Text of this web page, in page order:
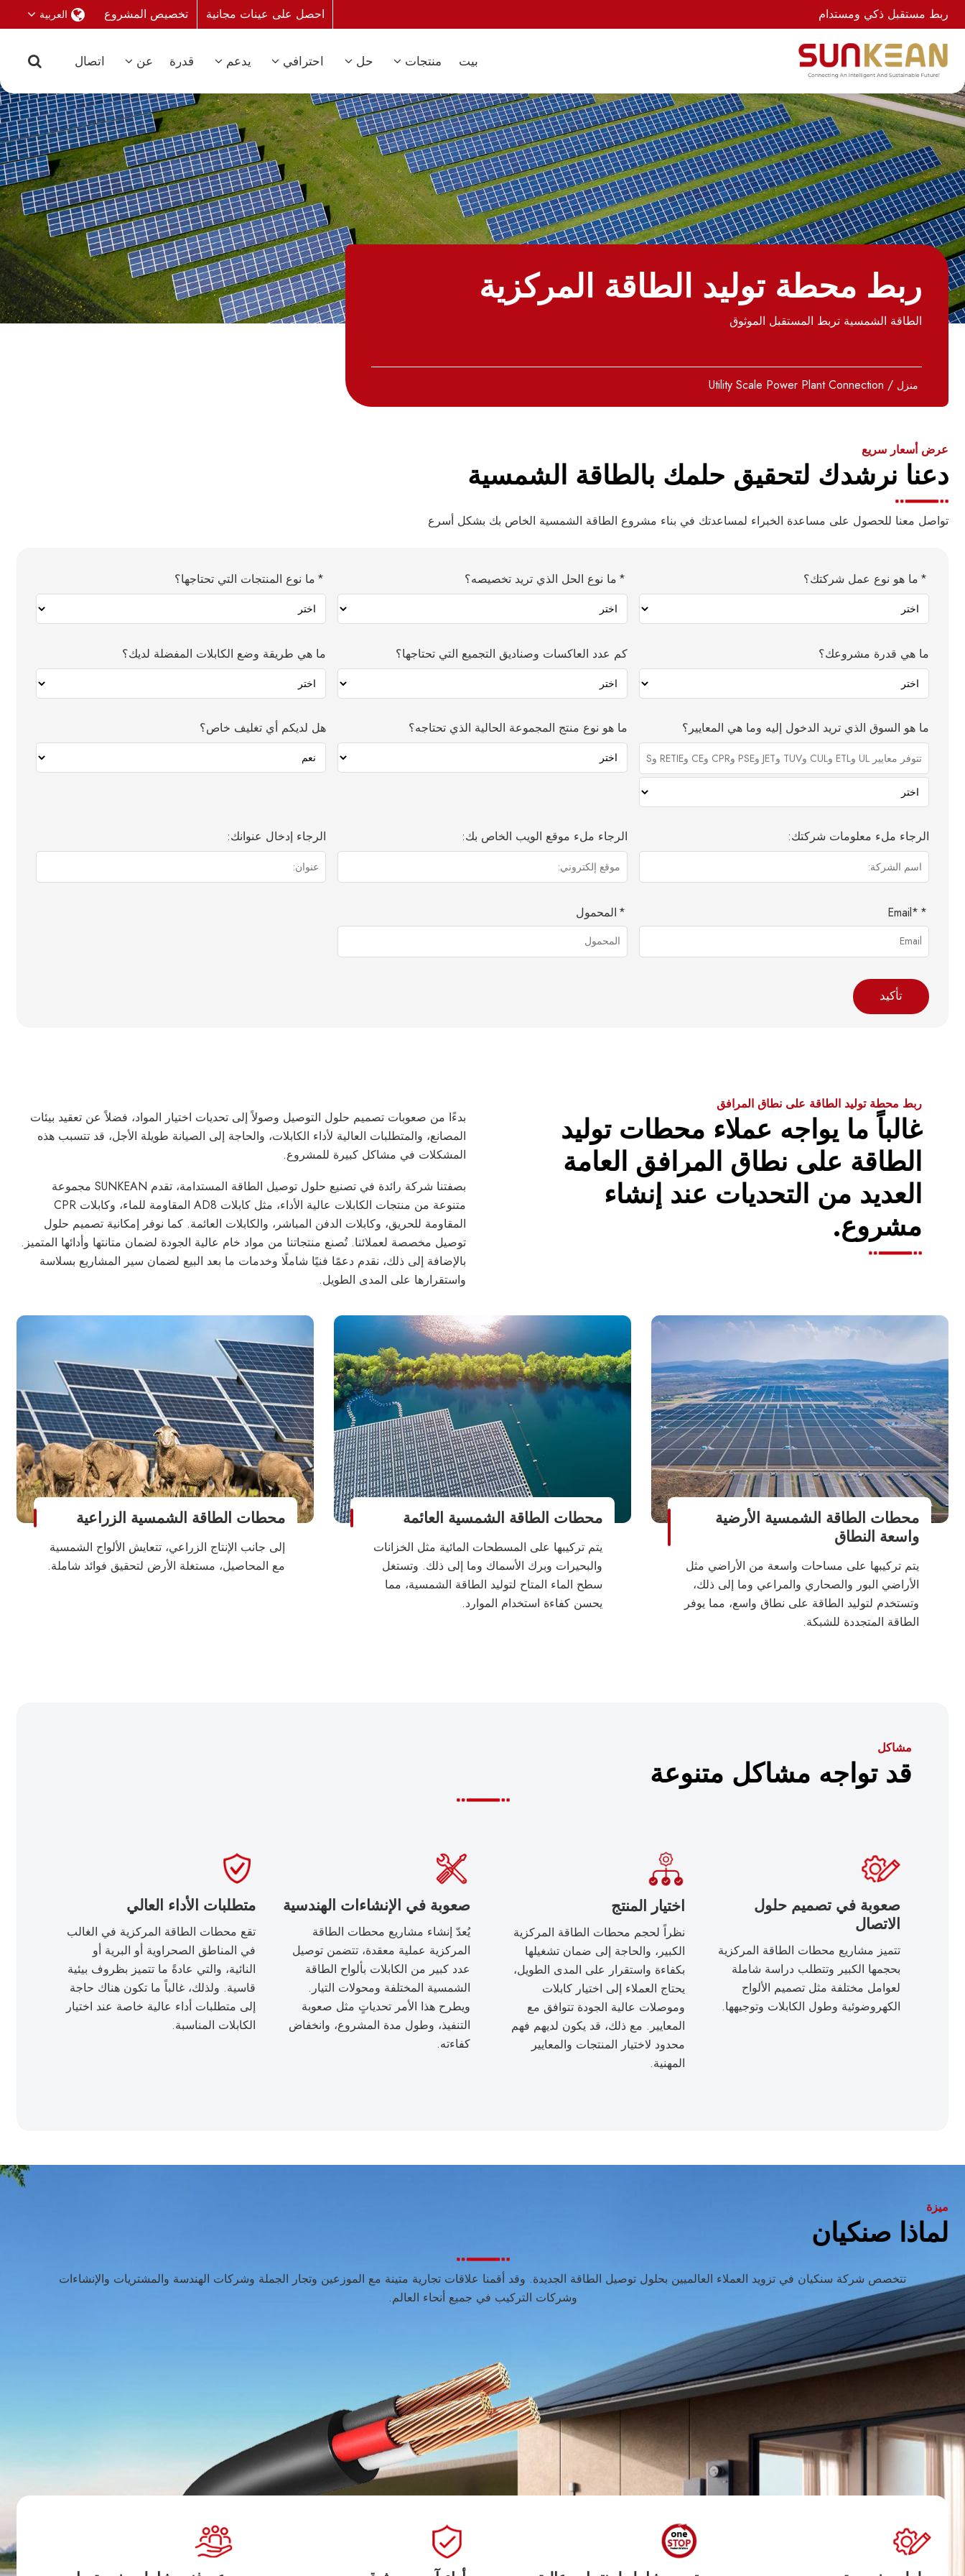
ربط مستقبل ذكي ومستدام احصل على عينات مجانية تخصيص المشروع العربية
بيت منتجات حل احترافي يدعم قدرة عن اتصال
ربط محطة توليد الطاقة المركزية
الطاقة الشمسية تربط المستقبل الموثوق
منزل /
Utility Scale Power Plant Connection
عرض أسعار سريع
دعنا نرشدك لتحقيق حلمك بالطاقة الشمسية
تواصل معنا للحصول على مساعدة الخبراء لمساعدتك في بناء مشروع الطاقة الشمسية الخاص بك بشكل أسرع
ما هو نوع عمل شركتك؟ ما نوع الحل الذي تريد تخصيصه؟ ما نوع المنتجات التي تحتاجها؟
ما هي قدرة مشروعك؟ كم عدد العاكسات وصناديق التجميع التي تحتاجها؟ ما هي طريقة وضع الكابلات المفضلة لديك؟
ما هو السوق الذي تريد الدخول إليه وما هي المعايير؟ ما هو نوع منتج المجموعة الحالية الذي تحتاجه؟ هل لديكم أي تغليف خاص؟
الرجاء ملء معلومات شركتك: الرجاء ملء موقع الويب الخاص بك: الرجاء إدخال عنوانك:
*
Email المحمول
تأكيد
ربط محطة توليد الطاقة على نطاق المرافق
غالباً ما يواجه عملاء محطات توليد
الطاقة على نطاق المرافق العامة
العديد من التحديات عند إنشاء
مشروع.
بدءًا من صعوبات تصميم حلول التوصيل وصولاً إلى تحديات اختيار المواد، فضلاً عن تعقيد بيئات
المصانع، والمتطلبات العالية لأداء الكابلات، والحاجة إلى الصيانة طويلة الأجل، قد تتسبب هذه
المشكلات في مشاكل كبيرة للمشروع.
بصفتنا شركة رائدة في تصنيع حلول توصيل الطاقة المستدامة، تقدم SUNKEAN مجموعة
متنوعة من منتجات الكابلات عالية الأداء، مثل كابلات AD8 المقاومة للماء، وكابلات CPR
المقاومة للحريق، وكابلات الدفن المباشر، والكابلات العائمة. كما نوفر إمكانية تصميم حلول
توصيل مخصصة لعملائنا. تُصنع منتجاتنا من مواد خام عالية الجودة لضمان متانتها وأدائها المتميز.
بالإضافة إلى ذلك، نقدم دعمًا فنيًا شاملًا وخدمات ما بعد البيع لضمان سير المشاريع بسلاسة
واستقرارها على المدى الطويل.
محطات الطاقة الشمسية الأرضية
واسعة النطاق
يتم تركيبها على مساحات واسعة من الأراضي مثل
الأراضي البور والصحاري والمراعي وما إلى ذلك،
وتستخدم لتوليد الطاقة على نطاق واسع، مما يوفر
الطاقة المتجددة للشبكة.
محطات الطاقة الشمسية العائمة
يتم تركيبها على المسطحات المائية مثل الخزانات
والبحيرات وبرك الأسماك وما إلى ذلك. وتستغل
سطح الماء المتاح لتوليد الطاقة الشمسية، مما
يحسن كفاءة استخدام الموارد.
محطات الطاقة الشمسية الزراعية
إلى جانب الإنتاج الزراعي، تتعايش الألواح الشمسية
مع المحاصيل، مستغلة الأرض لتحقيق فوائد شاملة.
مشاكل
قد تواجه مشاكل متنوعة
صعوبة في تصميم حلول
الاتصال
تتميز مشاريع محطات الطاقة المركزية
بحجمها الكبير وتتطلب دراسة شاملة
لعوامل مختلفة مثل تصميم الألواح
الكهروضوئية وطول الكابلات وتوجيهها.
اختيار المنتج
نظراً لحجم محطات الطاقة المركزية
الكبير، والحاجة إلى ضمان تشغيلها
بكفاءة واستقرار على المدى الطويل،
يحتاج العملاء إلى اختيار كابلات
وموصلات عالية الجودة تتوافق مع
المعايير. مع ذلك، قد يكون لديهم فهم
محدود لاختيار المنتجات والمعايير
المهنية.
صعوبة في الإنشاءات الهندسية
يُعدّ إنشاء مشاريع محطات الطاقة
المركزية عملية معقدة، تتضمن توصيل
عدد كبير من الكابلات بألواح الطاقة
الشمسية المختلفة ومحولات التيار.
ويطرح هذا الأمر تحدياتٍ مثل صعوبة
التنفيذ، وطول مدة المشروع، وانخفاض
كفاءته.
متطلبات الأداء العالي
تقع محطات الطاقة المركزية في الغالب
في المناطق الصحراوية أو البرية أو
النائية، والتي عادةً ما تتميز بظروف بيئية
قاسية. ولذلك، غالباً ما تكون هناك حاجة
إلى متطلبات أداء عالية خاصة عند اختيار
الكابلات المناسبة.
ميزة
لماذا صنكيان
تتخصص شركة سنكيان في تزويد العملاء العالميين بحلول توصيل الطاقة الجديدة. وقد أقمنا علاقات تجارية متينة مع الموزعين وتجار الجملة وشركات الهندسة والمشتريات والإنشاءات
وشركات التركيب في جميع أنحاء العالم.